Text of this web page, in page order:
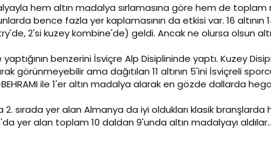
hem altın madalya sırlamasına göre hem de
bence fazla yer kaplamasının da etkisi var. 16
2'si kuzey kombine'de) geldi. Ancak ne olursa olsun
benzerini İsviçre Alp Disiplininde yaptı. Kuzey
görünmeyebilir ama dağıtılan 11 altının 5'ini İsviçreli
BEHRAMI ile 1'er altın madalya alarak en gözde dallarda
2. sırada yer alan Almanya da iyi oldukları klasik
yer alan toplam 10 daldan 9'unda altın madalyayı